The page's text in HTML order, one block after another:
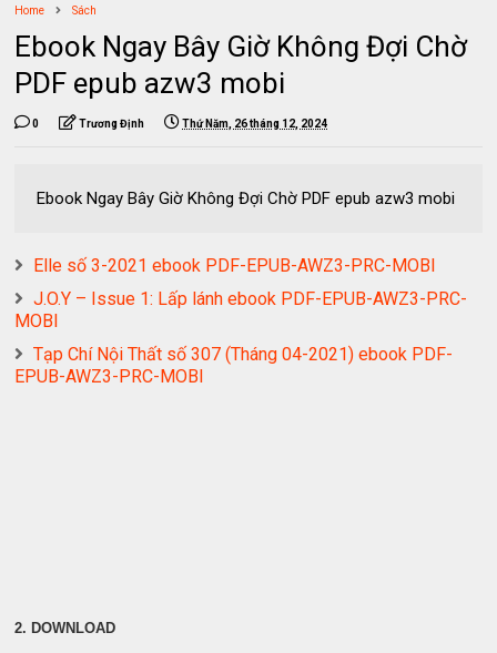
Home Sách
Ebook Ngay Bây Giờ Không Đợi Chờ
PDF epub azw3 mobi
0 Trương Định Thứ Năm, 26 tháng 12, 2024
Ebook Ngay Bây Giờ Không Đợi Chờ PDF epub azw3 mobi
Elle số 3-2021 ebook PDF-EPUB-AWZ3-PRC-MOBI
J.O.Y – Issue 1: Lấp lánh ebook PDF-EPUB-AWZ3-PRC-
MOBI
Tạp Chí Nội Thất số 307 (Tháng 04-2021) ebook PDF-
EPUB-AWZ3-PRC-MOBI
2. DOWNLOAD